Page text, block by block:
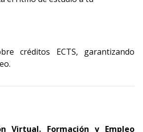
créditos ECTS, garantizando